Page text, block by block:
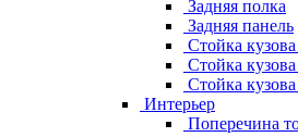
Задняя полка
Задняя панель
Стойка
Стойка
Стойка кузова
Интерьер
Поперечина